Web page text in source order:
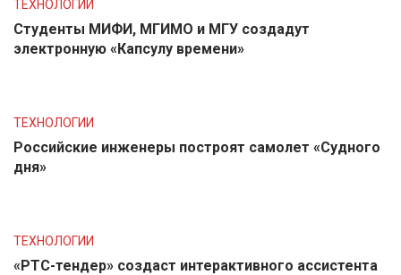
ТЕХНОЛОГИИ
Студенты МИФИ, МГИМО и МГУ создадут
электронную «Капсулу времени»
ТЕХНОЛОГИИ
Российские инженеры построят самолет «Судного
дня»
ТЕХНОЛОГИИ
«РТС-тендер» создаст интерактивного ассистента